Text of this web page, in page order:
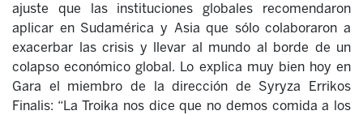
ajuste que las instituciones globales recomendaron
aplicar en Sudamérica y Asia que sólo colaboraron a
exacerbar las crisis y llevar al mundo al borde de un
colapso económico global. Lo explica muy bien hoy en
Gara el miembro de la dirección de Syryza Errikos
Finalis: “La Troika nos dice que no demos comida a los